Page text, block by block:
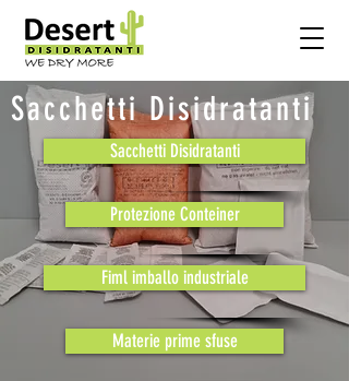
Sacchetti Disidratanti
Sacchetti Disidratanti
Protezione Conteiner
Fiml imballo industriale
Materie prime sfuse